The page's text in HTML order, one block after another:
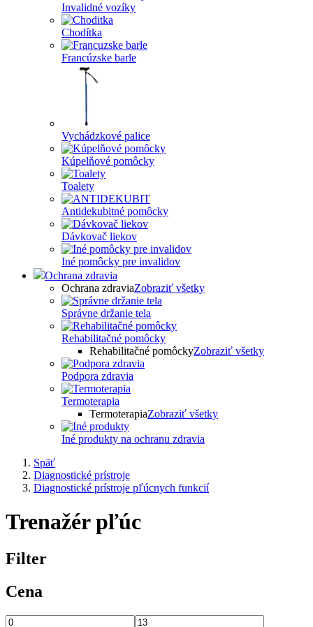
Invalidné vozíky
Chodítka
Francúzske barle
Vychádzkové palice
Kúpelňové pomôcky
Toalety
Antidekubitné pomôcky
Dávkovač liekov
Iné pomôcky pre invalidov
Ochrana zdravia
Ochrana zdraviaZobraziť všetky
Správne držanie tela
Rehabilitačné pomôcky
Rehabilitačné pomôckyZobraziť všetky
Podpora zdravia
Termoterapia
TermoterapiaZobraziť všetky
Iné produkty na ochranu zdravia
Späť
Diagnostické prístroje
Diagnostické prístroje pľúcnych funkcií
Trenažér pľúc
Filter
Cena